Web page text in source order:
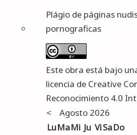
Plágio de páginas
pornograficas
Este obra está bajo
licencia de Creative
Reconocimiento 4.0
<
Agosto 2026
LuMaMi Ju ViSaDo